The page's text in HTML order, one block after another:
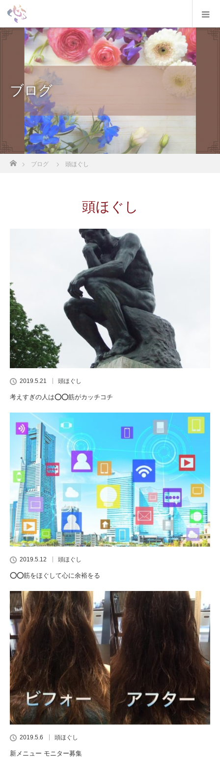
ブログ
ブログ 頭ほぐし
頭ほぐし
2019.5.21 頭ほぐし
考えすぎの人は⭕️⭕️筋がカッチコチ
2019.5.12 頭ほぐし
⭕️⭕️筋をほぐして心に余裕をる
2019.5.6 頭ほぐし
新メニュー モニター募集